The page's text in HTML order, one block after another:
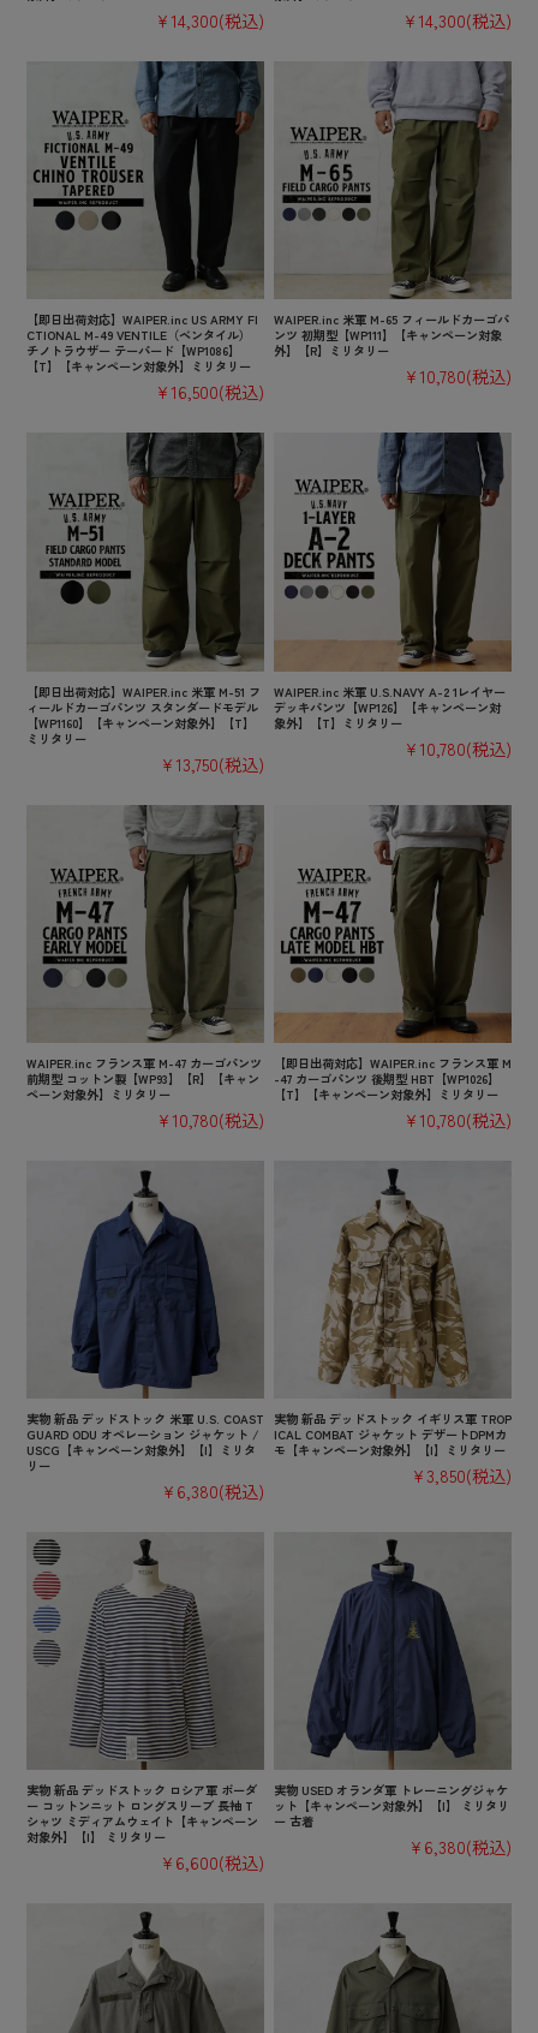
¥14,300(税込) ¥14,300(税込)
【即日出荷対応】WAIPER.inc US ARMY FI
CTIONAL M-49 VENTILE（ベンタイル）
チノトラウザー テーパード【WP1086】
【T】【キャンペーン対象外】ミリタリー
¥16,500(税込)
WAIPER.inc 米軍 M-65 フィールドカーゴパ
ンツ 初期型【WP111】【キャンペーン対象
外】【R】ミリタリー
¥10,780(税込)
【即日出荷対応】WAIPER.inc 米軍 M-51 フ
ィールドカーゴパンツ スタンダードモデル
【WP1160】【キャンペーン対象外】【T】
ミリタリー
¥13,750(税込)
WAIPER.inc 米軍 U.S.NAVY A-2 1レイヤー
デッキパンツ【WP126】【キャンペーン対
象外】【T】ミリタリー
¥10,780(税込)
WAIPER.inc フランス軍 M-47 カーゴパンツ
前期型 コットン製【WP93】【R】【キャン
ペーン対象外】ミリタリー
¥10,780(税込)
【即日出荷対応】WAIPER.inc フランス軍 M
-47 カーゴパンツ 後期型 HBT【WP1026】
【T】【キャンペーン対象外】ミリタリー
¥10,780(税込)
実物 新品 デッドストック 米軍 U.S. COAST
GUARD ODU オペレーション ジャケット /
USCG【キャンペーン対象外】【I】ミリタ
リー
¥6,380(税込)
実物 新品 デッドストック イギリス軍 TROP
ICAL COMBAT ジャケット デザートDPMカ
モ【キャンペーン対象外】【I】ミリタリー
¥3,850(税込)
実物 新品 デッドストック ロシア軍 ボーダ
ー コットンニット ロングスリーブ 長袖 T
シャツ ミディアムウェイト【キャンペーン
対象外】【I】 ミリタリー
¥6,600(税込)
実物 USED オランダ軍 トレーニングジャケ
ット【キャンペーン対象外】【I】 ミリタリ
ー 古着
¥6,380(税込)